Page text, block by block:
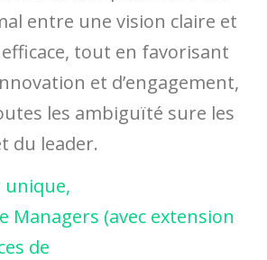
entre une vision claire et
tout en favorisant
et d’engagement,
les ambiguïté sure les
du leader.
unique,
Managers (avec extension
de